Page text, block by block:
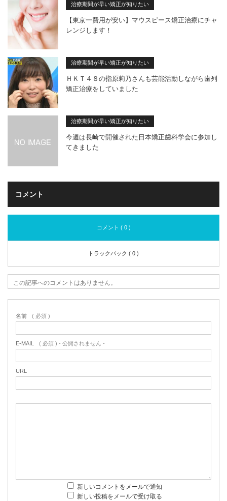
治療期間が早い矯正が知りたい
【東京一費用が安い】マウスピース矯正治療にチャ
レンジします！
治療期間が早い矯正が知りたい
ＨＫＴ４８の指原莉乃さんも芸能活動しながら歯列
矯正治療をしていました
治療期間が早い矯正が知りたい
今週は長崎で開催された日本矯正歯科学会に参加し
てきました
コメント
コメント ( 0 )
トラックバック ( 0 )
この記事へのコメントはありません。
名前 ( 必須 )
E-MAIL ( 必須 ) - 公開されません -
URL
新しいコメントをメールで通知
新しい投稿をメールで受け取る